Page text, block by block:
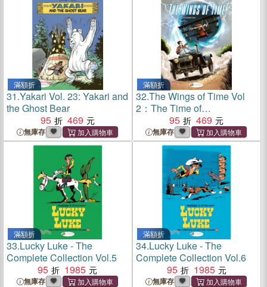
滿額折
31.Yakari Vol. 23: Yakari and
the Ghost Bear
95
469
無庫存
滿額折
32.The Wings of Time Vol
2：The Time of
Confrontation
95 469
無庫存
滿額折
33.Lucky Luke - The
Complete Collection Vol.5
95
1985
無庫存
滿額折
34.Lucky Luke - The
Complete Collection Vol.6
95
1985
無庫存